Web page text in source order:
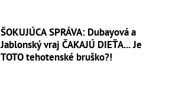
ŠOKUJÚCA SPRÁVA: Dubayová a
Jablonský vraj ČAKAJÚ DIEŤA... Je
TOTO tehotenské bruško?!